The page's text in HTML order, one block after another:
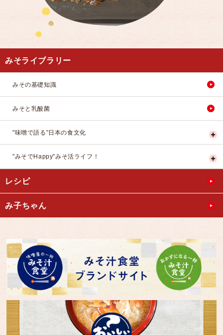
みそライブラリー
みその基礎知識
みそと乳酸菌
"味噌で語る"日本の食文化
"みそでHappy"みそ活ライフ！
レシピ
み子ちゃん